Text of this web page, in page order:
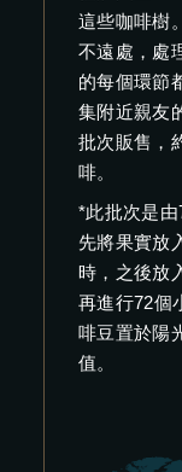
這些咖啡樹
不遠處，處
的每個環節
集附近親友
批次販售，
啡。
*此批次是由
先將果實放
時，之後放
再進行72個
啡豆置於陽
值。